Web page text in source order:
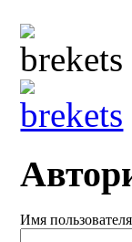
Имя пользователя